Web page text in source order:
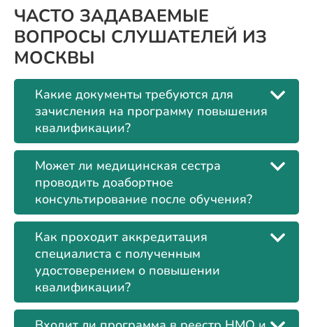
ЧАСТО ЗАДАВАЕМЫЕ
ВОПРОСЫ СЛУШАТЕЛЕЙ ИЗ
МОСКВЫ
Какие документы требуются для
зачисления на программу повышения
квалификации?
Может ли медицинская сестра
проводить доабортное
консультирование после обучения?
Как проходит аккредитация
специалиста с полученным
удостоверением о повышении
квалификации?